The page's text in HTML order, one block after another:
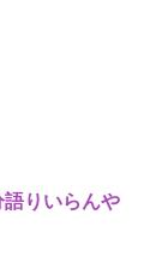
りいらんや